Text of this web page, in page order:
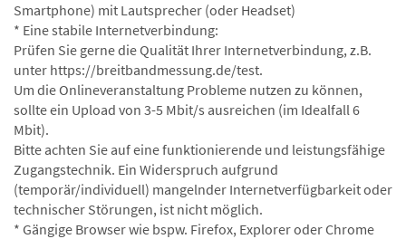
Smartphone) mit Lautsprecher (oder Headset)
* Eine stabile Internetverbindung:
Prüfen Sie gerne die Qualität Ihrer Internetverbindung, z.B.
unter https://breitbandmessung.de/test.
Um die Onlineveranstaltung Probleme nutzen zu können,
sollte ein Upload von 3-5 Mbit/s ausreichen (im Idealfall 6
Mbit).
Bitte achten Sie auf eine funktionierende und leistungsfähige
Zugangstechnik. Ein Widerspruch aufgrund
(temporär/individuell) mangelnder Internetverfügbarkeit oder
technischer Störungen, ist nicht möglich.
* Gängige Browser wie bspw. Firefox, Explorer oder Chrome